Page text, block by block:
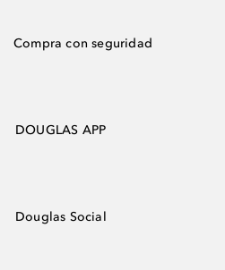
Compra con seguridad
DOUGLAS APP
Douglas Social